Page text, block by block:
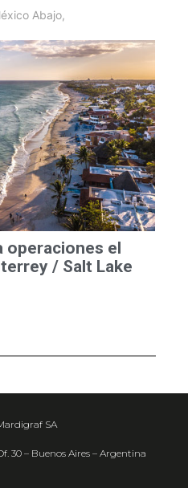
Abajo,
operaciones el
/ Salt Lake
SA
30 – Buenos Aires – Argentina